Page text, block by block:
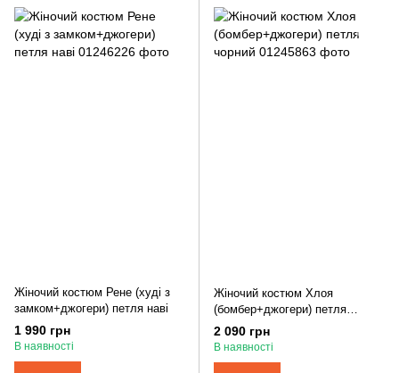
Жіночий костюм Рене (худі з
замком+джогери) петля наві
1 990 грн
В наявності
Жіночий костюм Хлоя
(бомбер+джогери) петля
чорний
2 090 грн
В наявності